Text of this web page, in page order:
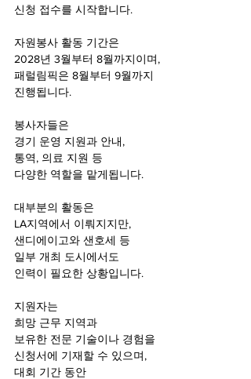
신청 접수를 시작합니다.
자원봉사 활동 기간은
2028년 3월부터 8월까지이며,
패럴림픽은 8월부터 9월까지
진행됩니다.
봉사자들은
경기 운영 지원과 안내,
통역, 의료 지원 등
다양한 역할을 맡게됩니다.
대부분의 활동은
LA지역에서 이뤄지지만,
샌디에이고와 샌호세 등
일부 개최 도시에서도
인력이 필요한 상황입니다.
지원자는
희망 근무 지역과
보유한 전문 기술이나 경험을
신청서에 기재할 수 있으며,
대회 기간 동안